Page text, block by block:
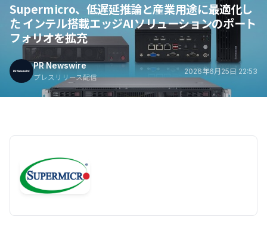
Supermicro、低遅延推論と産業用途に最適化し
た インテル搭載エッジAIソリューションのポート
フォリオを拡充
PR Newswire
プレスリリース配信
2026年6月25日 22:53